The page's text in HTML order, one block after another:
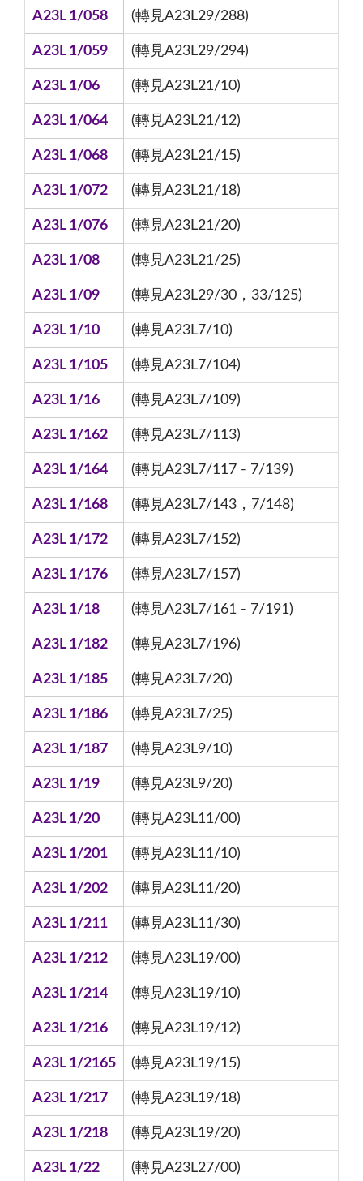
A23L 1/058 (轉見A23L29/288)
A23L 1/059 (轉見A23L29/294)
A23L 1/06 (轉見A23L21/10)
A23L 1/064 (轉見A23L21/12)
A23L 1/068 (轉見A23L21/15)
A23L 1/072 (轉見A23L21/18)
A23L 1/076 (轉見A23L21/20)
A23L 1/08 (轉見A23L21/25)
A23L 1/09 (轉見A23L29/30，33/125)
A23L 1/10 (轉見A23L7/10)
A23L 1/105 (轉見A23L7/104)
A23L 1/16 (轉見A23L7/109)
A23L 1/162 (轉見A23L7/113)
A23L 1/164 (轉見A23L7/117 - 7/139)
A23L 1/168 (轉見A23L7/143，7/148)
A23L 1/172 (轉見A23L7/152)
A23L 1/176 (轉見A23L7/157)
A23L 1/18 (轉見A23L7/161 - 7/191)
A23L 1/182 (轉見A23L7/196)
A23L 1/185 (轉見A23L7/20)
A23L 1/186 (轉見A23L7/25)
A23L 1/187 (轉見A23L9/10)
A23L 1/19 (轉見A23L9/20)
A23L 1/20 (轉見A23L11/00)
A23L 1/201 (轉見A23L11/10)
A23L 1/202 (轉見A23L11/20)
A23L 1/211 (轉見A23L11/30)
A23L 1/212 (轉見A23L19/00)
A23L 1/214 (轉見A23L19/10)
A23L 1/216 (轉見A23L19/12)
A23L 1/2165 (轉見A23L19/15)
A23L 1/217 (轉見A23L19/18)
A23L 1/218 (轉見A23L19/20)
A23L 1/22 (轉見A23L27/00)